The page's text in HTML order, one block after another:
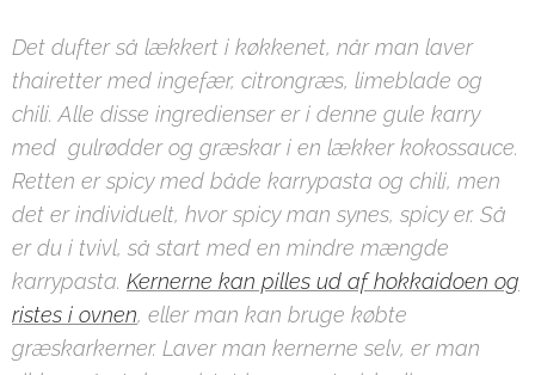
Det dufter så lækkert i køkkenet, når man laver
thairetter med ingefær, citrongræs, limeblade og
chili. Alle disse ingredienser er i denne gule karry
med gulrødder og græskar i en lækker kokossauce.
Retten er spicy med både karrypasta og chili, men
det er individuelt, hvor spicy man synes, spicy er. Så
er du i tvivl, så start med en mindre mængde
karrypasta. Kernerne kan pilles ud af hokkaidoen og
ristes i ovnen, eller man kan bruge købte
græskarkerner. Laver man kernerne selv, er man